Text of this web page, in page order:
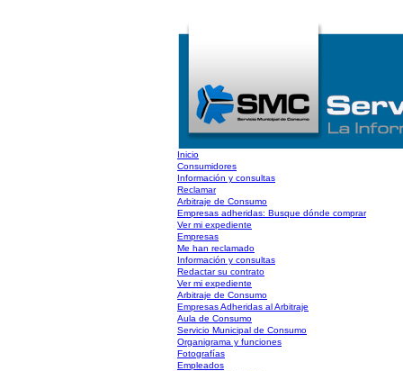
Inicio
Consumidores
Información y consultas
Reclamar
Arbitraje de Consumo
Empresas adheridas: Busque dónde comprar
Ver mi expediente
Empresas
Me han reclamado
Información y consultas
Redactar su contrato
Ver mi expediente
Arbitraje de Consumo
Empresas Adheridas al Arbitraje
Aula de Consumo
Servicio Municipal de Consumo
Organigrama y funciones
Fotografías
Empleados